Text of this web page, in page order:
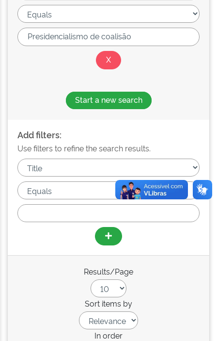
Start a new search
Add filters:
Use filters to refine the search results.
Results/Page
Sort items by
In order